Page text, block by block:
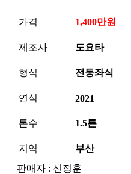
가격 1,400만원
제조사 도요타
형식 전동좌식
연식 2021
톤수 1.5톤
지역
부산
판매자 : 신정훈